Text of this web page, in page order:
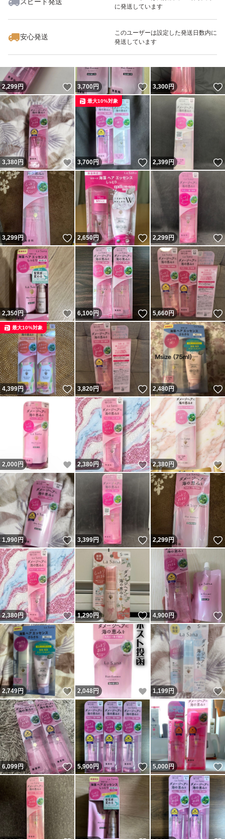
スピード発送
に発送しています
安心発送
このユーザーは設定した発送日数内に
発送しています
いいね！
1,990
2,299円 いいね！
3,700円 いいね！
3,300円
3,380円 いいね！
3,700円 いいね！
最大10%対象
2,399円
3,299円 いいね！
2,650円 いいね！
2,299円
2,350円 いいね！
6,100円 いいね！
5,660円
4,399円 いいね！
最大10%対象
3,820円 いいね！
2,480円
2,000 円 いいね！
2,380円 いいね！
2,380円
1,990円 いいね！
3,399円 いいね！
2,299円
2,380円 いいね！
1,290円 いいね！
4,900円
2,749円 いいね！
2,048円 いいね！
1,199円
6,099円 いいね！
5,900円 いいね！
5,000円